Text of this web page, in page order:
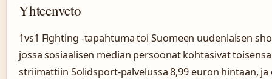
Yhteenveto
1vs1 Fighting -tapahtuma toi Suomeen uudenlaisen
jossa sosiaalisen median persoonat kohtasivat
striimattiin Solidsport-palvelussa 8,99 euron hintaan,